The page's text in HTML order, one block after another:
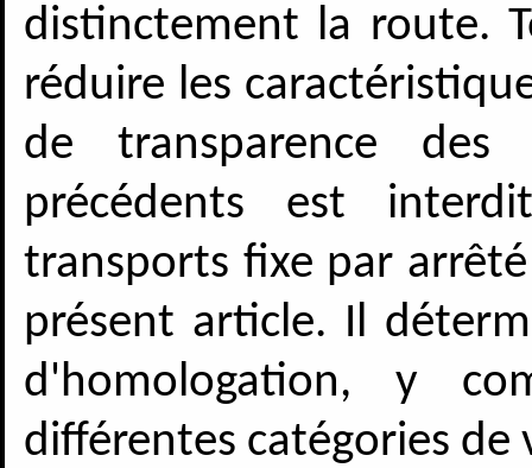
distinctement la route.
réduire les
de transparence des
précédents est
transports fixe par
présent article. Il
d'homologation, y
différentes catégories